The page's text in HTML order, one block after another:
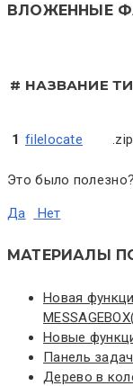
ВЛОЖЕННЫЕ
# НАЗВАНИЕ
1 filelocate .zip
Это было полезно?
Да Нет
МАТЕРИАЛЫ
Новая
Новые
Панель
Дерево в